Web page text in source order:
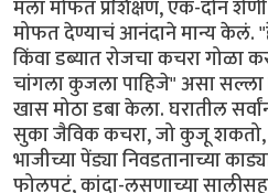
मला मोफत प्रशिक्षण, एक-दोन
मोफत देण्याचं आनंदाने मान्य केलं.
किंवा डब्यात रोजचा कचरा गोळा
चांगला कुजला पाहिजे" असा सल्ला
खास मोठा डबा केला. घरातील
सुका जैविक कचरा, जो कुजू शकतो,
भाजीच्या पेंड्या निवडतानाच्या
फोलपटं, कांदा-लसणाच्या